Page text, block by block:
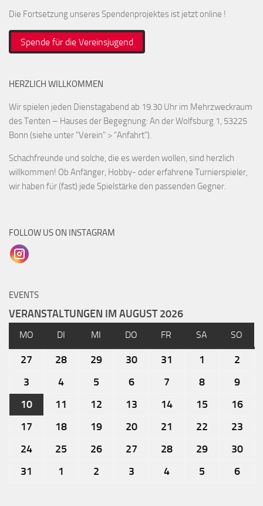
Die Fortsetzung unseres Spendenprojektes ist jetzt online !
Spende für die Vereinsjugend
HERZLICH WILLKOMMEN
Wir spielen jeden Dienstagabend ab 19.30 Uhr im Mehrzweckraum
des Tenten – Hauses der Begegnung: An der Wolfsburg 1, 53225
Bonn (siehe unter "Verein" > "Anfahrt").
Schachfreunde und solche, die es werden wollen, sind herzlich
willkommen! Ob Anfänger, Hobby- oder erfahrene Turnierspieler,
wir haben für (fast) jede Spielstärke den passenden Gegner.
FOLLOW US ON INSTAGRAM
EVENTS
VERANSTALTUNGEN IM AUGUST 2026
MO DI MI DO FR SA SO
27 28 29 30 31 1
2
3
4 5 6 7 8
9
10
11 12 13 14 15
16
17
18 19 20 21 22
23
24
25 26 27 28 29
30
31
1 2 3 4 5 6